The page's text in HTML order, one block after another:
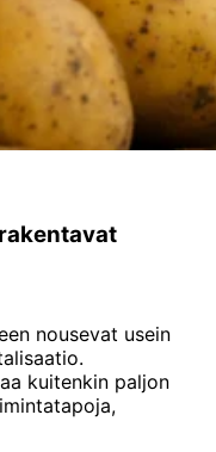
nousevat usein
kuitenkin paljon